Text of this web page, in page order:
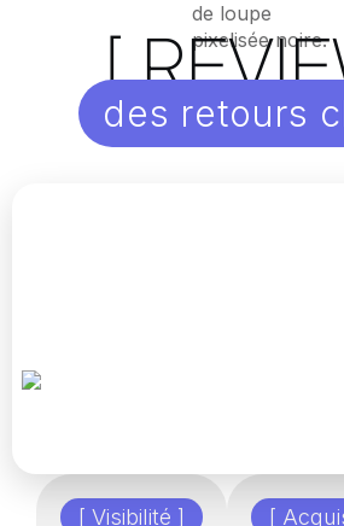
[
des retours
[ Visibilité ] [